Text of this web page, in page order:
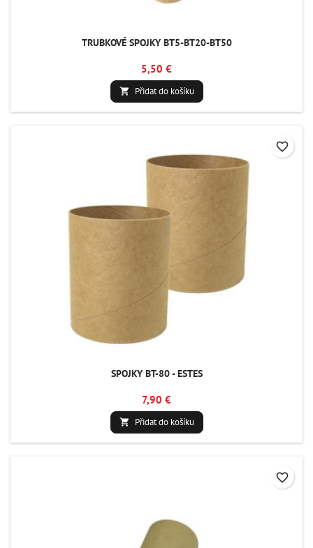
TRUBKOVÉ SPOJKY BT5-BT20-BT50
5,50 €
 Přidat do košíku
SPOJKY BT-80 - ESTES
7,90 €
 Přidat do košíku
favorite_border
favorite_border